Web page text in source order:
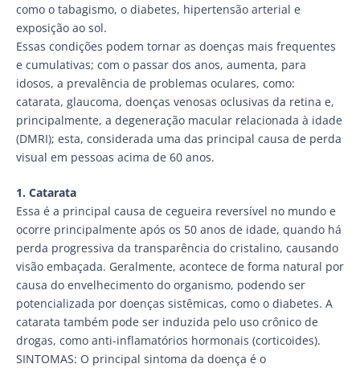
como o tabagismo, o diabetes, hipertensão arterial e
exposição ao sol.
Essas condições podem tornar as doenças mais frequentes
e cumulativas; com o passar dos anos, aumenta, para
idosos, a prevalência de problemas oculares, como:
catarata, glaucoma, doenças venosas oclusivas da retina e,
principalmente, a degeneração macular relacionada à idade
(DMRI); esta, considerada uma das principal causa de perda
visual em pessoas acima de 60 anos.
1. Catarata
Essa é a principal causa de cegueira reversível no mundo e
ocorre principalmente após os 50 anos de idade, quando há
perda progressiva da transparência do cristalino, causando
visão embaçada. Geralmente, acontece de forma natural por
causa do envelhecimento do organismo, podendo ser
potencializada por doenças sistêmicas, como o diabetes. A
catarata também pode ser induzida pelo uso crônico de
drogas, como anti-inflamatórios hormonais (corticoides).
SINTOMAS: O principal sintoma da doença é o